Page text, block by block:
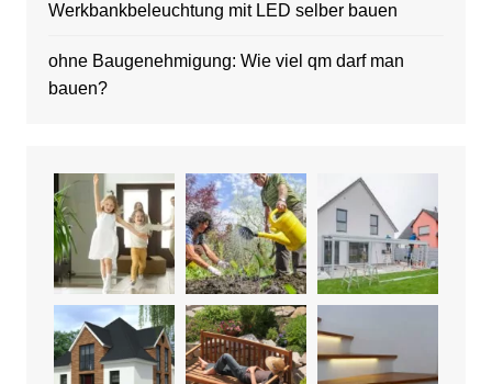
Werkbankbeleuchtung mit LED selber bauen
ohne Baugenehmigung: Wie viel qm darf man
bauen?